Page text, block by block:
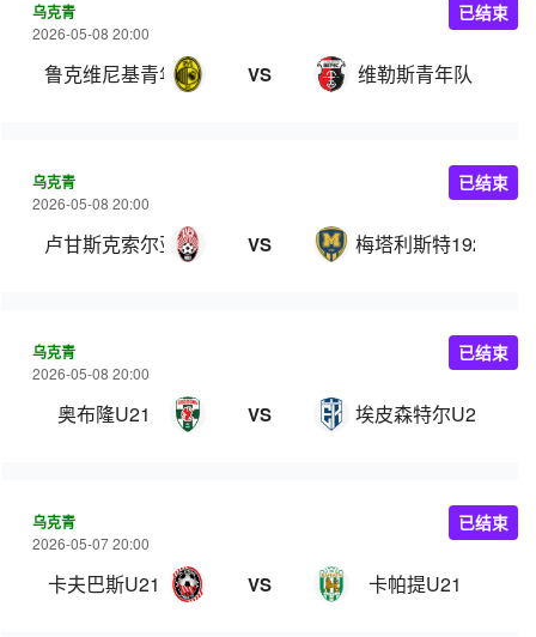
乌克青
2026-05-08 20:00
鲁克维尼基青年队 VS 维勒斯青年队
已结束
乌克青
2026-05-08 20:00
卢甘斯克索尔亚青年队 VS 梅塔利斯特1925青
已结束
乌克青
2026-05-08 20:00
奥布隆U21 VS 埃皮森特尔U21
已结束
乌克青
2026-05-07 20:00
卡夫巴斯U21 VS 卡帕提U21
已结束